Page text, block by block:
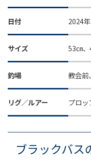
日付 2024
サイズ 53㎝
釣場 教会前
リグ／ルアー プロッ
ブラックバス